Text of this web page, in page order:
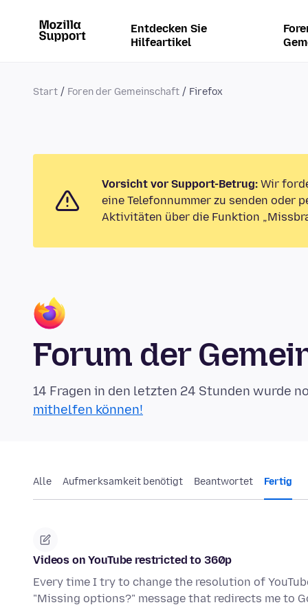
Entdecken Sie
Hilfeartikel
Start Foren der Gemeinschaft Firefox
Vorsicht vor Support-Betrug: Wir
eine Telefonnummer zu senden oder
Aktivitäten über die Funktion
Forum der
14 Fragen in den letzten 24 Stunden wurde
mithelfen können!
Alle Aufmerksamkeit benötigt Beantwortet Fertig
Videos on YouTube restricted to 360p
Every time I try to change the resolution of
"Missing options?" message that redirects me to